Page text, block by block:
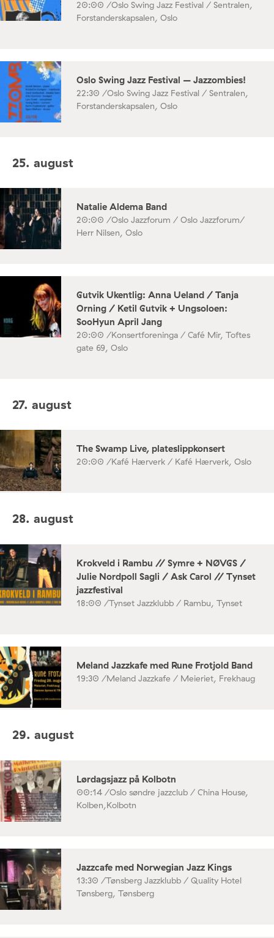
20:00 /Oslo Swing Jazz Festival / Sentralen,
Forstanderskapsalen, Oslo
Oslo Swing Jazz Festival – Jazzombies!
22:30 /Oslo Swing Jazz Festival / Sentralen,
Forstanderskapsalen, Oslo
25. august
Natalie Aldema Band
20:00 /Oslo Jazzforum / Oslo Jazzforum/
Herr Nilsen, Oslo
Gutvik Ukentlig: Anna Ueland / Tanja
Orning / Ketil Gutvik + Ungsoloen:
SooHyun April Jang
20:00 /Konsertforeninga / Café Mir, Toftes
gate 69, Oslo
27. august
The Swamp Live, plateslippkonsert
20:00 /Kafé Hærverk / Kafé Hærverk, Oslo
28. august
Krokveld i Rambu // Symre + NØVGS /
Julie Nordpoll Sagli / Ask Carol // Tynset
jazzfestival
18:00 /Tynset Jazzklubb / Rambu, Tynset
Meland Jazzkafe med Rune Frotjold Band
19:30 /Meland Jazzkafe / Meieriet, Frekhaug
29. august
Lørdagsjazz på Kolbotn
00:14 /Oslo søndre jazzclub / China House,
Kolben,Kolbotn
Jazzcafe med Norwegian Jazz Kings
13:30 /Tønsberg Jazzklubb / Quality Hotel
Tønsberg, Tønsberg